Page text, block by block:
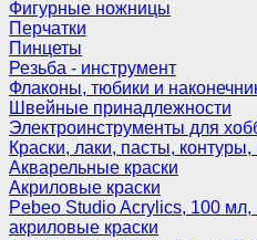
Фигурные ножницы
Перчатки
Пинцеты
Резьба - инструмент
Флаконы, тюбики и
Швейные принадлежности
Электроинструменты для
Краски, лаки, пасты,
Акварельные краски
Акриловые краски
Pebeo Studio Acrylics, 100
акриловые краски